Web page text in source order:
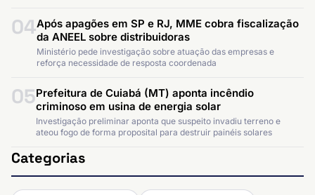
04Após apagões em SP e RJ, MME cobra fiscalização
da ANEEL sobre distribuidoras
Ministério pede investigação sobre atuação das empresas e
reforça necessidade de resposta coordenada
05Prefeitura de Cuiabá (MT) aponta incêndio
criminoso em usina de energia solar
Investigação preliminar aponta que suspeito invadiu terreno e
ateou fogo de forma proposital para destruir painéis solares
Categorias